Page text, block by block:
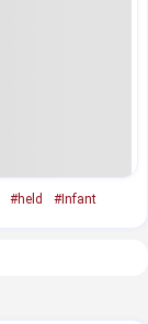
#held #Infant